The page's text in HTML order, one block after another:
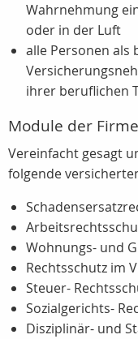
Wahrnehmung
oder in der Luft
alle Personen als
ihrer beruflichen
Module der
Vereinfacht gesagt
folgende
Wohnungs- und
Rechtsschutz im
Steuer-
Sozialgerichts-
Disziplinär- und